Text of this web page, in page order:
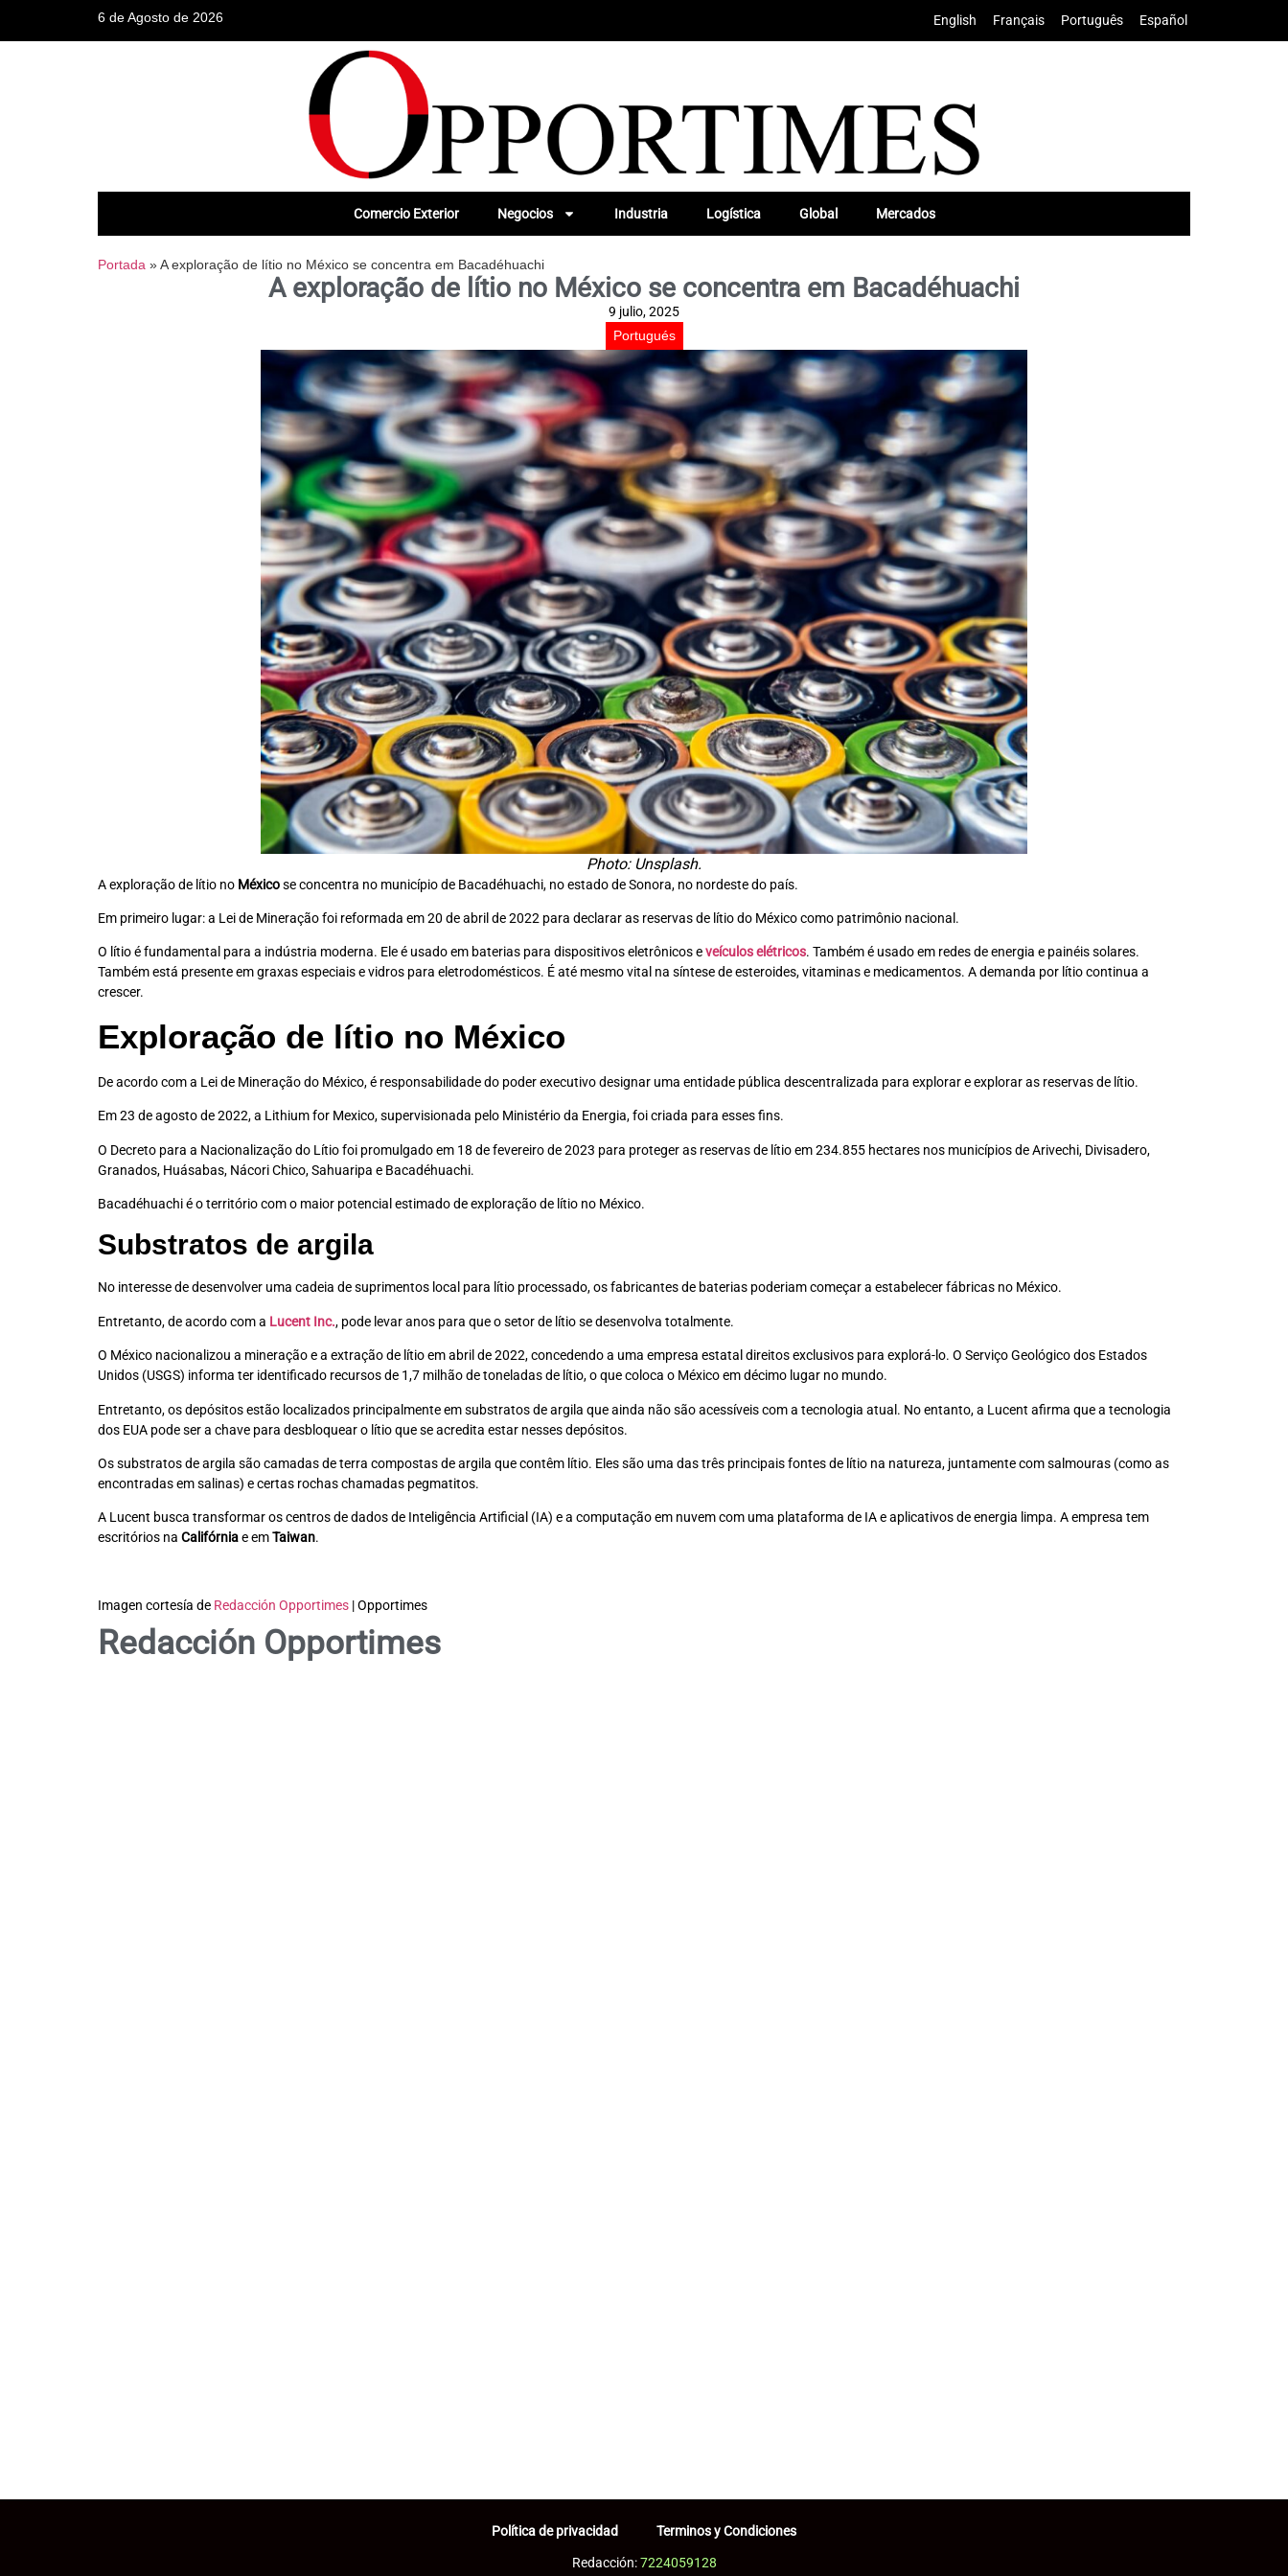
6 de Agosto de 2026 English Français Português Español
Comercio Exterior Negocios Industria Logística Global Mercados
Portada »A exploração de lítio no México se concentra em Bacadéhuachi
A exploração de lítio no México se concentra em Bacadéhuachi
9 julio, 2025
Portugués
Photo: Unsplash.
A exploração de lítio no Méxicose concentra no município de Bacadéhuachi, no estado de Sonora, no nordeste do país.
Em primeiro lugar: a Lei de Mineração foi reformada em 20 de abril de 2022 para declarar as reservas de lítio do México como patrimônio nacional.
O lítio é fundamental para a indústria moderna. Ele é usado em baterias para dispositivos eletrônicos eveículos elétricos. Também é usado em redes de energia e painéis solares.
Também está presente em graxas especiais e vidros para eletrodomésticos. É até mesmo vital na síntese de esteroides, vitaminas e medicamentos. A demanda por lítio continua a
crescer.
Exploração de lítio no México
De acordo com a Lei de Mineração do México, é responsabilidade do poder executivo designar uma entidade pública descentralizada para explorar e explorar as reservas de lítio.
Em 23 de agosto de 2022, a Lithium for Mexico, supervisionada pelo Ministério da Energia, foi criada para esses fins.
O Decreto para a Nacionalização do Lítio foi promulgado em 18 de fevereiro de 2023 para proteger as reservas de lítio em 234.855 hectares nos municípios de Arivechi, Divisadero,
Granados, Huásabas, Nácori Chico, Sahuaripa e Bacadéhuachi.
Bacadéhuachi é o território com o maior potencial estimado de exploração de lítio no México.
Substratos de argila
No interesse de desenvolver uma cadeia de suprimentos local para lítio processado, os fabricantes de baterias poderiam começar a estabelecer fábricas no México.
Entretanto, de acordo com a Lucent Inc., pode levar anos para que o setor de lítio se desenvolva totalmente.
O México nacionalizou a mineração e a extração de lítio em abril de 2022, concedendo a uma empresa estatal direitos exclusivos para explorá-lo. O Serviço Geológico dos Estados
Unidos (USGS) informa ter identificado recursos de 1,7 milhão de toneladas de lítio, o que coloca o México em décimo lugar no mundo.
Entretanto, os depósitos estão localizados principalmente em substratos de argila que ainda não são acessíveis com a tecnologia atual. No entanto, a Lucent afirma que a tecnologia
dos EUA pode ser a chave para desbloquear o lítio que se acredita estar nesses depósitos.
Os substratos de argila são camadas de terra compostas de argila que contêm lítio. Eles são uma das três principais fontes de lítio na natureza, juntamente com salmouras (como as
encontradas em salinas) e certas rochas chamadas pegmatitos.
A Lucent busca transformar os centros de dados de Inteligência Artificial (IA) e a computação em nuvem com uma plataforma de IA e aplicativos de energia limpa. A empresa tem
escritórios na Califórniae emTaiwan.
Imagen cortesía de Redacción Opportimes | Opportimes
Redacción Opportimes
Política de privacidad Terminos y Condiciones
Redacción:7224059128